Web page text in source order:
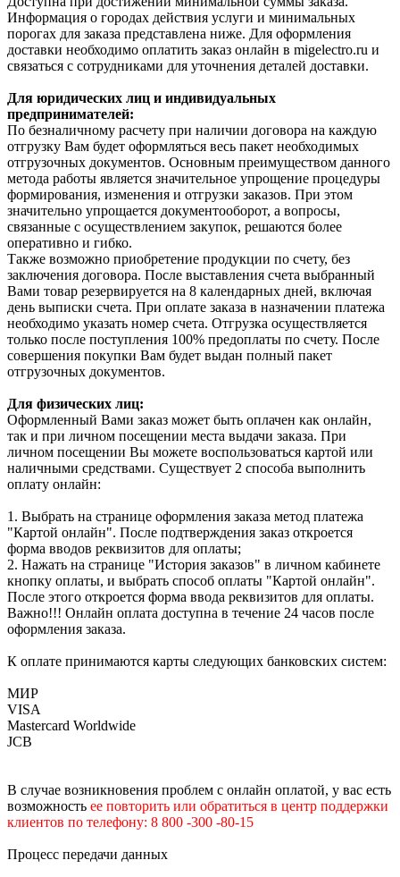
Информация о городах действия услуги и минимальных
порогах для заказа представлена ниже. Для оформления
доставки необходимо оплатить заказ онлайн в migelectro.ru и
связаться с сотрудниками для уточнения деталей доставки.
Для юридических лиц и индивидуальных
предпринимателей:
По безналичному расчету при наличии договора на каждую
отгрузку Вам будет оформляться весь пакет необходимых
отгрузочных документов. Основным преимуществом данного
метода работы является значительное упрощение процедуры
формирования, изменения и отгрузки заказов. При этом
значительно упрощается документооборот, а вопросы,
связанные с осуществлением закупок, решаются более
оперативно и гибко.
Также возможно приобретение продукции по счету, без
заключения договора. После выставления счета выбранный
Вами товар резервируется на 8 календарных дней, включая
день выписки счета. При оплате заказа в назначении платежа
необходимо указать номер счета. Отгрузка осуществляется
только после поступления 100% предоплаты по счету. После
совершения покупки Вам будет выдан полный пакет
отгрузочных документов.
Для физических лиц:
Оформленный Вами заказ может быть оплачен как онлайн,
так и при личном посещении места выдачи заказа. При
личном посещении Вы можете воспользоваться картой или
наличными средствами. Существует 2 способа выполнить
оплату онлайн:
1. Выбрать на странице оформления заказа метод платежа
"Картой онлайн". После подтверждения заказ откроется
форма вводов реквизитов для оплаты;
2. Нажать на странице "История заказов" в личном кабинете
кнопку оплаты, и выбрать способ оплаты "Картой онлайн".
После этого откроется форма ввода реквизитов для оплаты.
Важно!!! Онлайн оплата доступна в течение 24 часов после
оформления заказа.
К оплате принимаются карты следующих банковских систем:
МИР
VISA
Mastercard Worldwide
JCB
В случае возникновения проблем с онлайн оплатой, у вас есть
возможность ее повторить или обратиться в центр поддержки
клиентов по телефону: 8 800 -300 -80-15
Процесс передачи данных